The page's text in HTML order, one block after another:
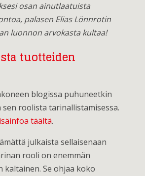
osan ainutlaatuista
palasen Elias Lönnrotin
luonnon arvokasta kultaa!
tuotteiden
blogissa puhuneetkin
roolista tarinallistamisessa.
täältä.
julkaista sellaisenaan
rooli on enemmän
kaltainen. Se ohjaa koko